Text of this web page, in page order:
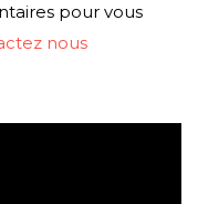
pour vous
nous